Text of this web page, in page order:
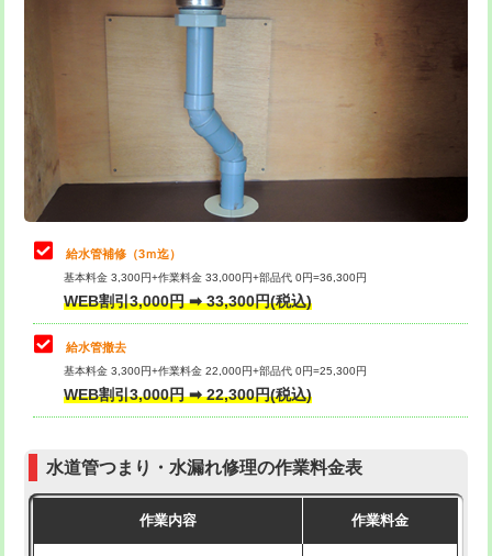
給水管工事※（ライニング鋼管・銅
管・ポリ管・HT管使用/3ｍ超え)
排水管工事（土の掘削・埋め戻し作
11,000円~
排水管工事（排水管工事/3ｍまで） 55,000円
排水管工事（追加 排水管工事/3ｍ超
マス交換（土の掘削・埋め戻し作業）
マス交換（深さ50㎝未満）
マス交換（深さ50㎝以上）
コンクリート斫り（厚さ10㎝まで）
モルタル補修（厚さ10㎝超え） 38,500円
追加トーラー機使用/3m超え
33,000円
8,800円
止水・漏水調査・防水処理・清掃・修
理・調整・分解・加工など（軽作業）
11,000円
止水・漏水調査・防水処理・清掃・修
理・調整・分解・加工など（中作業）
止水・漏水調査・防水処理・清掃・修
理・調整・分解・加工など（重作業）
33,000円
その他部品の脱着
交換・取付（タンク）
式）)
式・ワンホール）)
給水管補修（3ｍ迄）
基本料金 3,300円+作業料金 33,000円+部品代 0円=36,300円
WEB割引3,000円 ➡ 33,300円(税込)
給水管撤去
基本料金 3,300円+作業料金 22,000円+部品代 0円=25,300円
WEB割引3,000円 ➡ 22,300円(税込)
水道管つまり・水漏れ修理の作業料金表
作業内容 作業料金